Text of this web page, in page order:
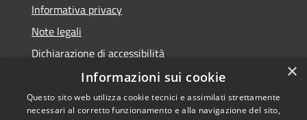
Informativa privacy
Note legali
Dichiarazione di accessibilità
×
Informazioni sui cookie
Questo sito web utilizza cookie tecnici e assimilati strettamente
necessari al corretto funzionamento e alla navigazione del sito,